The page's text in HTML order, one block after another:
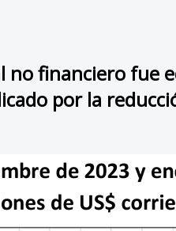
financiero fue
por la